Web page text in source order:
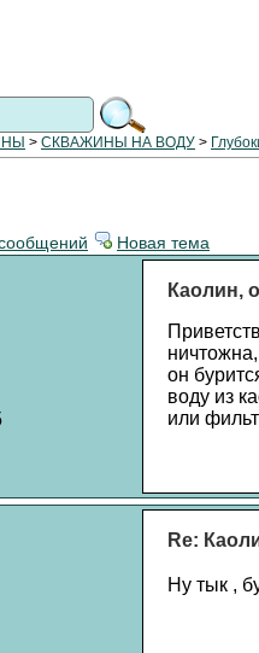
> СКВАЖИНЫ НА ВОДУ >
Новая тема
Каолин,
он
воду из
или
Re:
Ну тык ,